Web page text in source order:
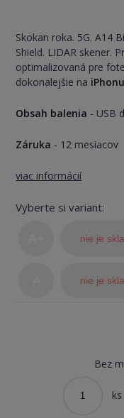
Skokan roka. 5G. A14
Shield. LIDAR skener.
optimalizovaná pre
dokonalejšie na
Obsah balenia - USB
Záruka - 12 mesiacov
viac informácií
Vyberte si variant:
nie je
nie je
Bez
ks